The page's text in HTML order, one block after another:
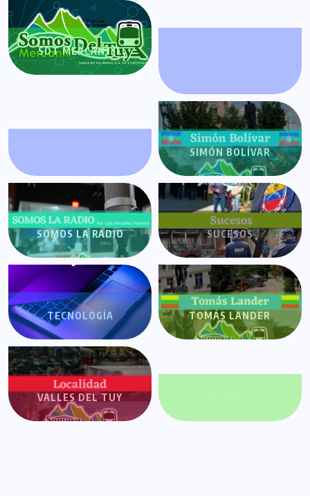
SDT MERCANTIL
SIMÓN BOLÍVAR
SOMOS LA RADIO SUCESOS
TECNOLOGÍA TOMÁS LANDER
VALLES DEL TUY